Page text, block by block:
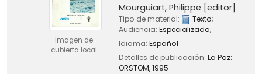
Imagen de
cubierta local
Mourguiart, Philippe [editor]
Tipo de material: Texto;
Audiencia: Especializado;
Idioma: Español
Detalles de publicación: La Paz:
ORSTOM,1995